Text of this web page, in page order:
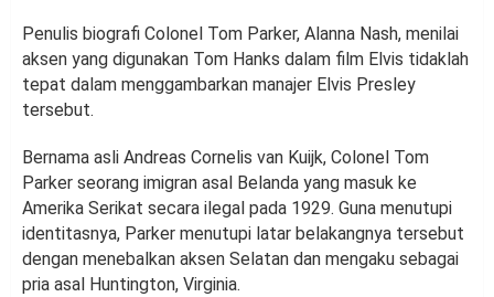
Penulis biografi Colonel Tom Parker, Alanna Nash, menilai
aksen yang digunakan Tom Hanks dalam film Elvis tidaklah
tepat dalam menggambarkan manajer Elvis Presley
tersebut.
Bernama asli Andreas Cornelis van Kuijk, Colonel Tom
Parker seorang imigran asal Belanda yang masuk ke
Amerika Serikat secara ilegal pada 1929. Guna menutupi
identitasnya, Parker menutupi latar belakangnya tersebut
dengan menebalkan aksen Selatan dan mengaku sebagai
pria asal Huntington, Virginia.